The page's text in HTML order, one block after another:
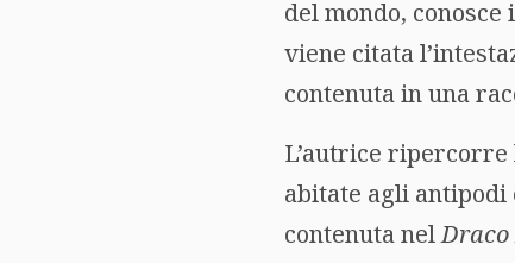
del mondo,
viene citata
contenuta in una
L’autrice
abitate agli antipodi
contenuta nel